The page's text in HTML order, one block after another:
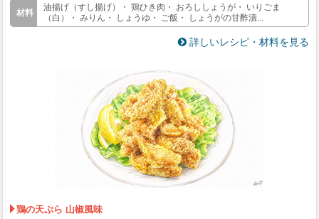
油揚げ（すし揚げ）・ 鶏ひき肉・ おろししょうが・ いりごま
（白）・ みりん・ しょうゆ・ ご飯・ しょうがの甘酢漬...
詳しいレシピ・材料を見る
鶏の天ぷら 山椒風味